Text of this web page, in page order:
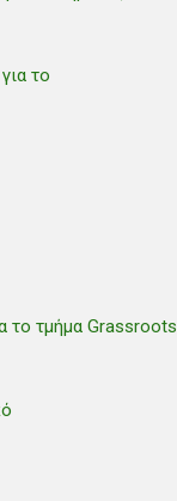
το τμήμα Grassroots